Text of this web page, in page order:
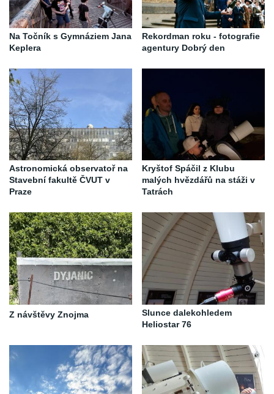
Na Točník s Gymnáziem Jana
Keplera
Rekordman roku - fotografie
agentury Dobrý den
Astronomická observatoř na
Stavební fakultě ČVUT v
Praze
Kryštof Spáčil z Klubu
malých hvězdářů na stáži v
Tatrách
Z návštěvy Znojma
Slunce dalekohledem
Heliostar 76